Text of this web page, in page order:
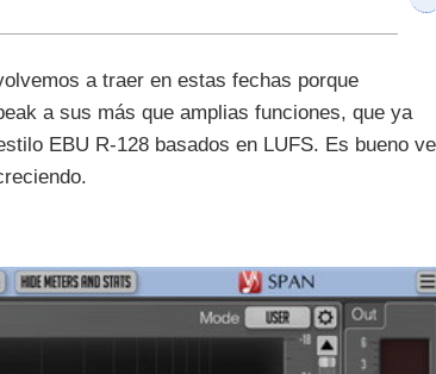
a traer en estas fechas porque
a sus más que amplias funciones, que ya
EBU R-128 basados en LUFS. Es bueno